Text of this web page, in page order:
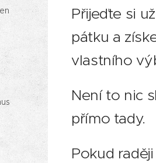
Přijeďte si
pátku a
vlastního
Není to nic
přímo tady.
Pokud